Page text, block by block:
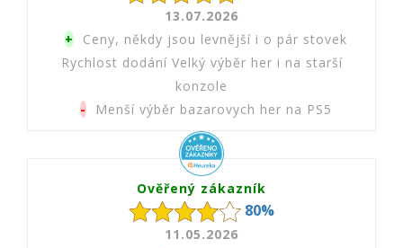
13.07.2026
+ Ceny, někdy jsou levnější i o pár stovek
Rychlost dodání Velký výběr her i na starší
konzole
- Menší výběr bazarovych her na PS5
Ověřený zákazník
80%
11.05.2026